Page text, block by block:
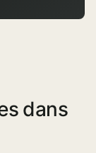
dans